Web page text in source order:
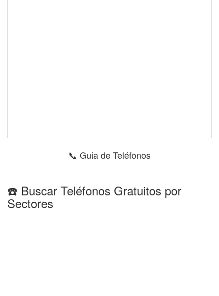
📞 Guia de Teléfonos
☎️ Buscar Teléfonos Gratuitos por
Sectores